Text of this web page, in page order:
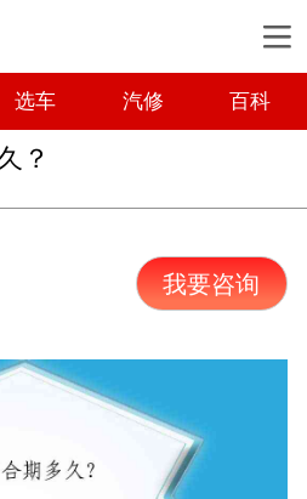
选车 汽修 百科
？
我要咨询